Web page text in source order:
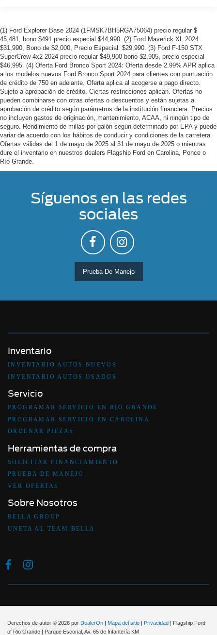
(1) Ford Explorer Base 2024 (1FMSK7BH5RGA75064) precio regular $
45,481, bono $491 precio especial $44,990. (2) Ford Maverick XL 2024
$31,990, Bono de $2,000, Precio Especial: $29,990. (3) Ford F-150 STX
SuperCrew 4x2 2024 precio regular $49,900 bono $2,905, precio especial
$46,995. (4) Oferta Ford Bronco Sport 2024: Oferta desde 2.99% APR aplica
a los modelos nuevos Ford Bronco Sport 2024 para clientes con puntuación
de crédito de 750 en adelante. Oferta aplica al acogerse a pago directo.
Sujeto a aprobación de crédito. Ciertas restricciones aplican. Ofertas no
pueden combinarse con otras ofertas o descuentos y están sujetas a
aprobación de crédito según parámetros de la institución financiera. Precios
no incluyen gastos de originación, mantenimiento, ACAA, ni ningún tipo de
seguro. Rendimiento de millas por galón según determinado por EPA y puede
variar de acuerdo con los hábitos de conducir y condiciones de la carretera.
Ofertas válidas del 1 de mayo de 2025 al 31 de mayo de 2025 o mientras
dure el inventario en nuestros dealers Flagship Ford en Carolina, Ponce o
Río Grande.
Síguenos en las redes
sociales
Prueba De Manejo
Inventario
INVENTARIO AUTOS NUEVOS
INVENTARIO AUTOS USADOS
Servicio
PROGRAMAR SERVICIO EN RIO GRANDE
PROGRAMAR SERVICIO EN CAROLINA
ORDENAR PIEZAS
Herramientas de compra
SOLICITAR FINANCIAMIENTO
PRUEBA DE MANEJO
VER OFERTAS
Sobre Nosotros
BELLA GROUP
UNETA AL TEAM BELLA
Derechos de autor © 2026 por DealerOn | Mapa del sitio | Privacidad | Flagship Ford
of Rio Grande | Parque Escorial, Av. 65 de Infantería KM